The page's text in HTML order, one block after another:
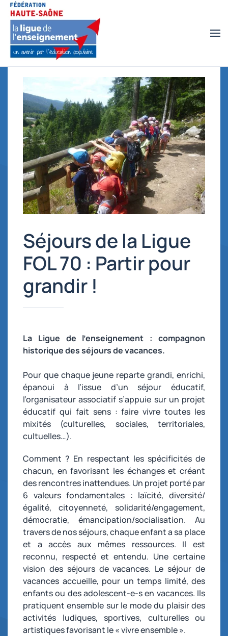
Accéder au contenu principal
Séjours de la Ligue
FOL 70 : Partir pour
grandir !
La Ligue de l’enseignement : compagnon
historique des séjours de vacances.
Pour que chaque jeune reparte grandi, enrichi,
épanoui à l’issue d’un séjour éducatif,
l’organisateur associatif s’appuie sur un projet
éducatif qui fait sens : faire vivre toutes les
mixités (culturelles, sociales, territoriales,
cultuelles…).
Comment ? En respectant les spécificités de
chacun, en favorisant les échanges et créant
des rencontres inattendues. Un projet porté par
6 valeurs fondamentales : laïcité, diversité/
égalité, citoyenneté, solidarité/engagement,
démocratie, émancipation/socialisation. Au
travers de nos séjours, chaque enfant a sa place
et a accès aux mêmes ressources. Il est
reconnu, respecté et entendu. Une certaine
vision des séjours de vacances. Le séjour de
vacances accueille, pour un temps limité, des
enfants ou des adolescent-e-s en vacances. Ils
pratiquent ensemble sur le mode du plaisir des
activités ludiques, sportives, culturelles ou
artistiques favorisant le « vivre ensemble ».